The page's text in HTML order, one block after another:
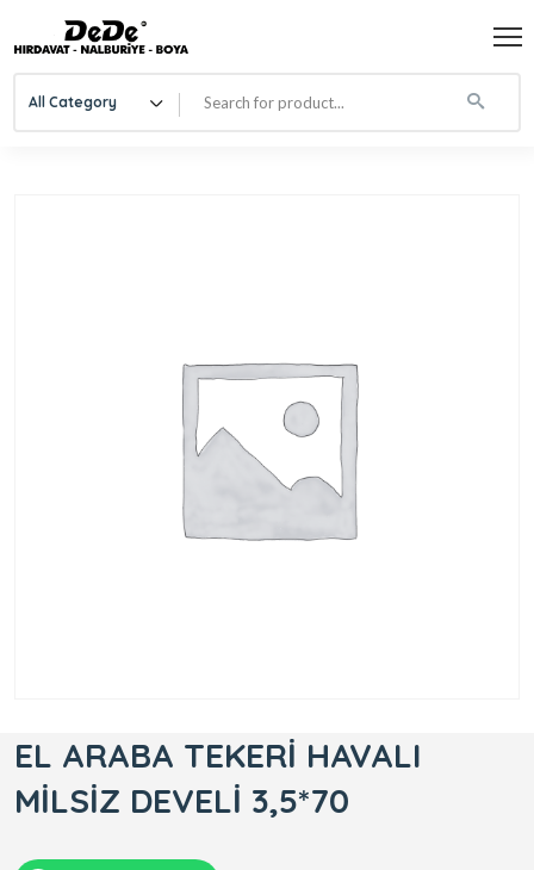
All Category
EL ARABA TEKERİ HAVALI
MİLSİZ DEVELİ 3,5*70